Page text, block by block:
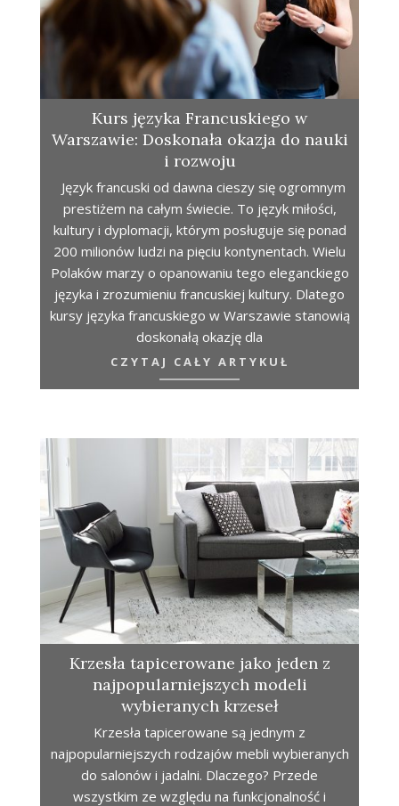
Kurs języka Francuskiego w
Warszawie: Doskonała okazja do nauki
i rozwoju
Język francuski od dawna cieszy się ogromnym
prestiżem na całym świecie. To język miłości,
kultury i dyplomacji, którym posługuje się ponad
200 milionów ludzi na pięciu kontynentach. Wielu
Polaków marzy o opanowaniu tego eleganckiego
języka i zrozumieniu francuskiej kultury. Dlatego
kursy języka francuskiego w Warszawie stanowią
doskonałą okazję dla
CZYTAJ CAŁY ARTYKUŁ
Krzesła tapicerowane jako jeden z
najpopularniejszych modeli
wybieranych krzeseł
Krzesła tapicerowane są jednym z
najpopularniejszych rodzajów mebli wybieranych
do salonów i jadalni. Dlaczego? Przede
wszystkim ze względu na funkcjonalność i